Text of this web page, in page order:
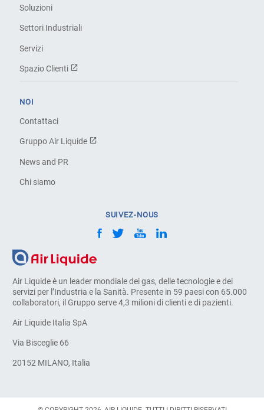
Air Liquide è un leader mondiale dei gas, delle tecnologie e dei
servizi per l’Industria e la Sanità. Presente in 59 paesi con 65.000
collaboratori, il Gruppo serve 4,3 milioni di clienti e di pazienti.
Air Liquide Italia SpA
Via Bisceglie 66
20152 MILANO, Italia
Soluzioni
Settori Industriali
Servizi
Spazio Clienti
NOI
Contattaci
Gruppo Air Liquide
News and PR
Chi siamo
SUIVEZ-NOUS